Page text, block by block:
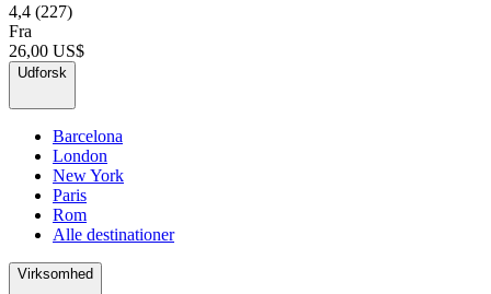
4,4 (227)
Fra
26,00 US$
Udforsk
Barcelona
London
New York
Paris
Rom
Alle destinationer
Virksomhed